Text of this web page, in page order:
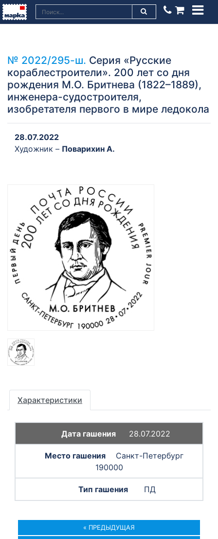
№ 2022/295-ш. Серия «Русские
кораблестроители». 200 лет со дня
рождения М.О. Бритнева (1822–1889),
инженера-судостроителя,
изобретателя первого в мире ледокола
28.07.2022
Художник – Поварихин А.
Характеристики
28.07.2022
Санкт-Петербург
190000
ПД
« ПРЕДЫДУЩАЯ